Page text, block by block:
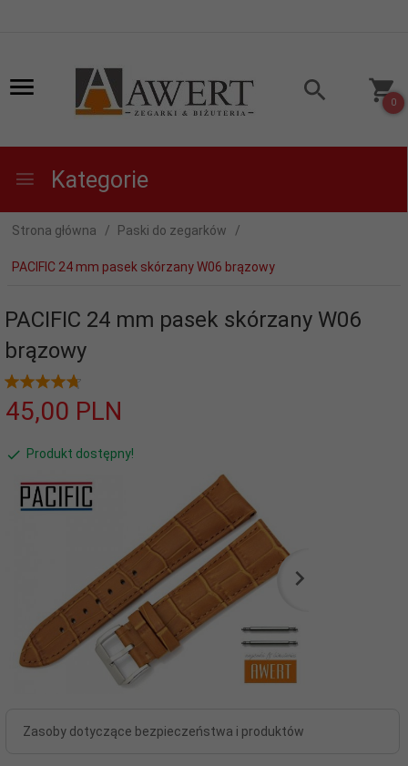
0
Kategorie
Strona główna Paski do zegarków
PACIFIC 24 mm pasek skórzany W06 brązowy
PACIFIC 24 mm pasek skórzany W06
brązowy
45,00 PLN
Produkt dostępny!
Zasoby dotyczące bezpieczeństwa i produktów